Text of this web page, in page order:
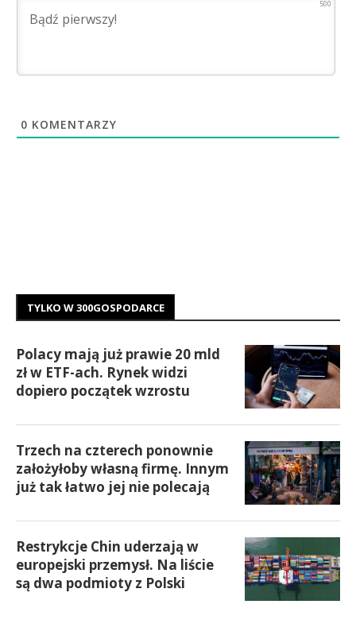
500
0 KOMENTARZY
TYLKO W 300GOSPODARCE
Polacy mają już prawie 20 mld
zł w ETF-ach. Rynek widzi
dopiero początek wzrostu
Trzech na czterech ponownie
założyłoby własną firmę. Innym
już tak łatwo jej nie polecają
Restrykcje Chin uderzają w
europejski przemysł. Na liście
są dwa podmioty z Polski